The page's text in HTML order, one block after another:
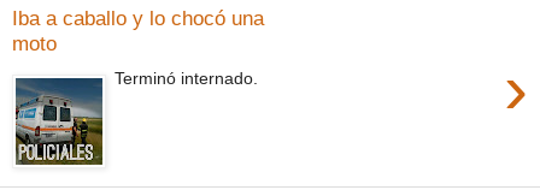
Iba a caballo y lo chocó una
moto
›
Terminó internado.